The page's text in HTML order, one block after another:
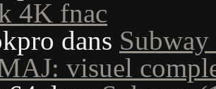
4K fnac
dans
visuel